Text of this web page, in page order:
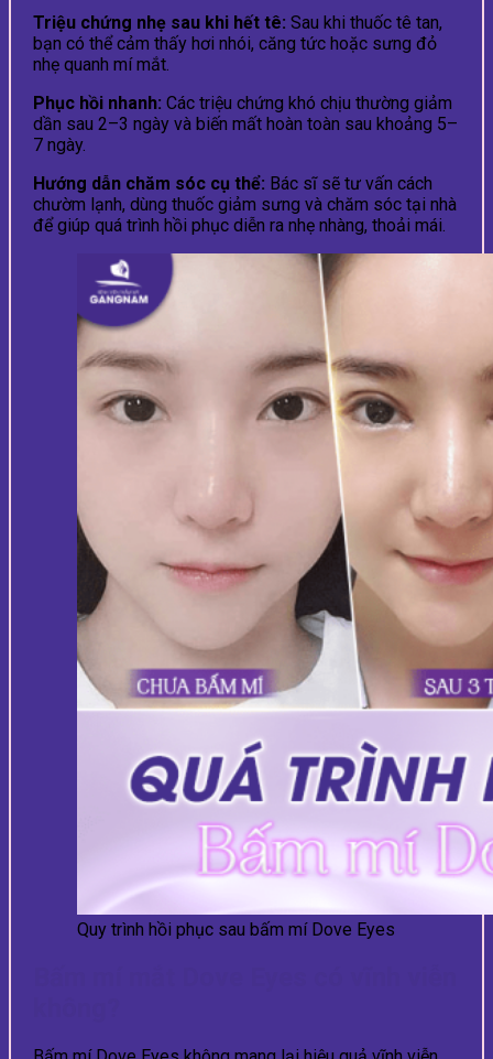
Triệu chứng nhẹ sau khi hết tê: Sau khi thuốc tê tan,
bạn có thể cảm thấy hơi nhói, căng tức hoặc sưng đỏ
nhẹ quanh mí mắt.
Phục hồi nhanh: Các triệu chứng khó chịu thường giảm
dần sau 2–3 ngày và biến mất hoàn toàn sau khoảng 5–
7 ngày.
Hướng dẫn chăm sóc cụ thể: Bác sĩ sẽ tư vấn cách
chườm lạnh, dùng thuốc giảm sưng và chăm sóc tại nhà
để giúp quá trình hồi phục diễn ra nhẹ nhàng, thoải mái.
Quy trình hồi phục sau bấm mí Dove Eyes